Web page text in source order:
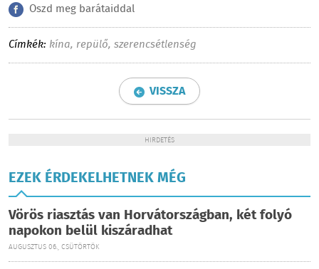
Oszd meg barátaiddal
Címkék: kína, repülő, szerencsétlenség
VISSZA
HIRDETÉS
EZEK ÉRDEKELHETNEK MÉG
Vörös riasztás van Horvátországban, két folyó
napokon belül kiszáradhat
AUGUSZTUS 06., CSÜTÖRTÖK